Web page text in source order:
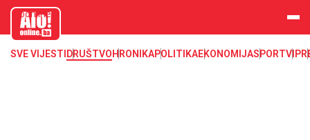
aloonline.b
SVE VIJESTI DRUŠTVOHRONIKAPOLITIKAEKONOMIJASPORTVIP